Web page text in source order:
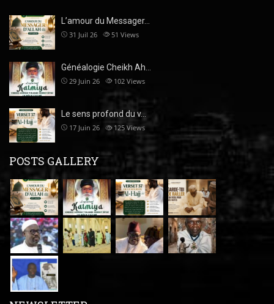
L’amour du Messager…
31 Juil 26 51 Views
Généalogie Cheikh Ah…
29 Juin 26 102 Views
Le sens profond du v…
17 Juin 26 125 Views
POSTS GALLERY